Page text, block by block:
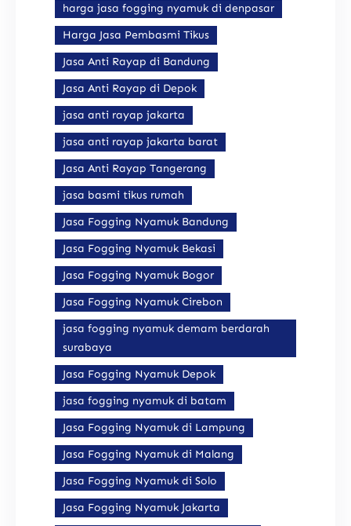
harga jasa fogging nyamuk di denpasar
Harga Jasa Pembasmi Tikus
Jasa Anti Rayap di Bandung
Jasa Anti Rayap di Depok
jasa anti rayap jakarta
jasa anti rayap jakarta barat
Jasa Anti Rayap Tangerang
jasa basmi tikus rumah
Jasa Fogging Nyamuk Bandung
Jasa Fogging Nyamuk Bekasi
Jasa Fogging Nyamuk Bogor
Jasa Fogging Nyamuk Cirebon
jasa fogging nyamuk demam berdarah
surabaya
Jasa Fogging Nyamuk Depok
jasa fogging nyamuk di batam
Jasa Fogging Nyamuk di Lampung
Jasa Fogging Nyamuk di Malang
Jasa Fogging Nyamuk di Solo
Jasa Fogging Nyamuk Jakarta